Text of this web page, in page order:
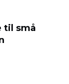
til små